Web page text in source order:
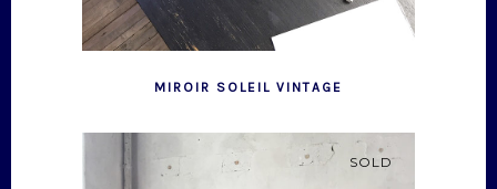
MIROIR SOLEIL VINTAGE
SOLD